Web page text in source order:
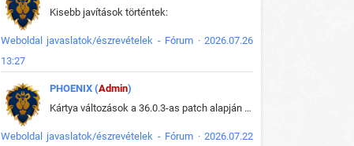
Kisebb javítások történtek:
Weboldal javaslatok/észrevételek - Fórum · 2026.07.26
13:27
PHOENIX (Admin)
Kártya változások a 36.0.3-as patch alapján frissítve az adatbázisban (képek is cserélve).
Weboldal javaslatok/észrevételek - Fórum · 2026.07.22